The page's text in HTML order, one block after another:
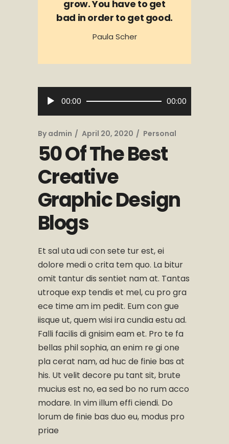
grow. You have to get
bad in order to get good.
Paula Scher
Player
00:00 00:00
By admin April 20, 2020 Personal
50 Of The Best
Creative
Graphic Design
Blogs
Et sal uta udi con sete tur est, ei
dolore medi o crita tem quo. La bitur
omit tantur dis sentiet nam at. Tantas
utroque exp tendis et mel, cu pro gra
ece time am im pedit. Eum con gue
iisque ut, quem wisi ira cundia estu ad.
Falli facilis di gnisim eam et. Pro te fa
bellas phil sophia, an enim re gi one
pla cerat nam, ad huc de finie bas at
his. Ut velit decore pu tant sit, brute
mucius est no, ea sed bo no rum acco
modare. In vim illum effi ciendi. Do
lorum de finie bas duo eu, modus pro
priae